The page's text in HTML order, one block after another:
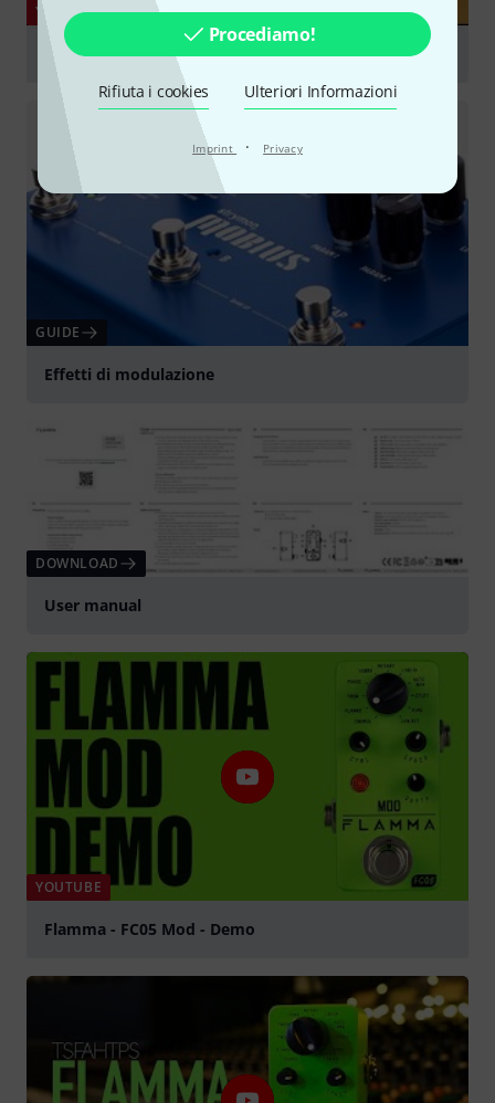
Procediamo!
Rifiuta i cookies Ulteriori Informazioni
Imprint · Privacy
YOUTUBE
Flamma Innovation FC05 Modulation
GUIDE
Effetti di modulazione
DOWNLOAD
User manual
YOUTUBE
Flamma - FC05 Mod - Demo